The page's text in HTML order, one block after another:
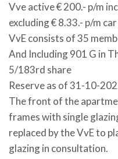
Vve active € 200.- p/m
excluding € 8.33.- p/m
VvE consists of 35
And Including 901 G in
5/183rd share
Reserve as of 31-10-
The front of the
frames with single
replaced by the VvE to
glazing in consultation.